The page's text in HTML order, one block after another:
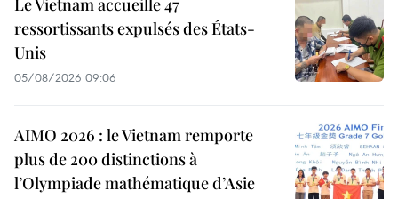
Le Vietnam accueille 47
ressortissants expulsés des États-
Unis
05/08/2026 09:06
AIMO 2026 : le Vietnam remporte
plus de 200 distinctions à
l’Olympiade mathématique d’Asie